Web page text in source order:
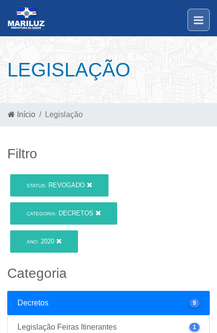
LEGISLAÇÃO
Início Legislação
Filtro
STATUS: REVOGADO
CATEGORIA: DECRETOS
ANO: 2020
Categoria
Decretos 9
Legislação Feiras Itinerantes 1